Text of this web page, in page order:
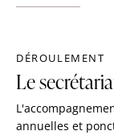
DÉROULEMENT
Le
annuelles et